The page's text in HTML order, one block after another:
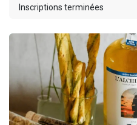
Inscriptions terminées